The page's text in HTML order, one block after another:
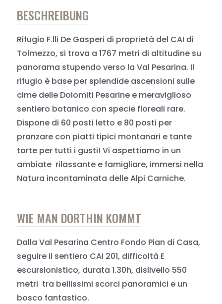
BESCHREIBUNG
Rifugio F.lli De Gasperi di proprietà del CAI di
Tolmezzo, si trova a 1767 metri di altitudine su
panorama stupendo verso la Val Pesarina. Il
rifugio è base per splendide ascensioni sulle
cime delle Dolomiti Pesarine e meraviglioso
sentiero botanico con specie floreali rare.
Dispone di 60 posti letto e 80 posti per
pranzare con piatti tipici montanari e tante
torte per tutti i gusti! Vi aspettiamo in un
ambiate rilassante e famigliare, immersi nella
Natura incontaminata delle Alpi Carniche.
WIE MAN DORTHIN KOMMT
Dalla Val Pesarina Centro Fondo Pian di Casa,
seguire il sentiero CAI 201, difficoltà E
escursionistico, durata 1.30h, dislivello 550
metri tra bellissimi scorci panoramici e un
bosco fantastico.